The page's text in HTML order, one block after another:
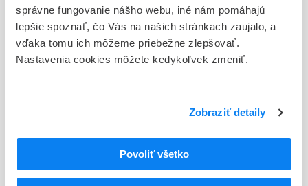
správne fungovanie nášho webu, iné nám pomáhajú
lepšie spoznať, čo Vás na našich stránkach zaujalo, a
vďaka tomu ich môžeme priebežne zlepšovať.
Nastavenia cookies môžete kedykoľvek zmeniť.
Zobraziť detaily
Povoliť všetko
Európska - orphan
Držiteľ, krajina
Novartis Europharm Limited, Írsko
Muskuloskeletálny systém
M09
sústavy